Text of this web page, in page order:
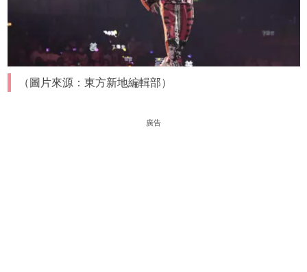
（圖片來源：東方新地編輯部）
廣告